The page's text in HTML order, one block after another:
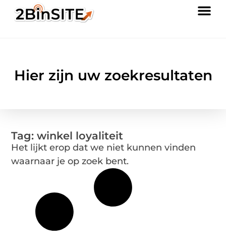
Hier zijn uw zoekresultaten
Tag: winkel loyaliteit
Het lijkt erop dat we niet kunnen vinden
waarnaar je op zoek bent.